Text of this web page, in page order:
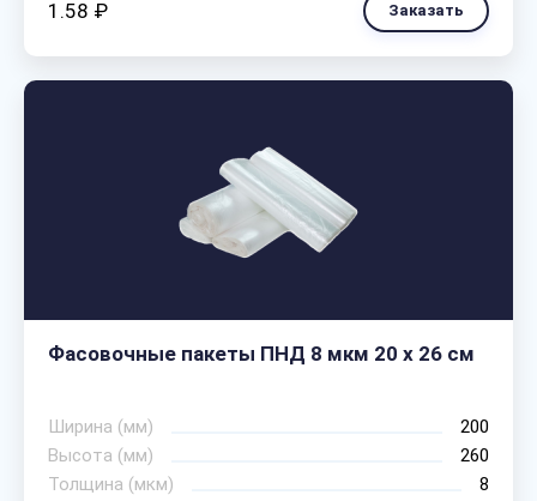
1.58 ₽ Заказать
Фасовочные пакеты ПНД 8 мкм 20 х 26 см
Ширина (мм)
200
Высота (мм)
260
Толщина (мкм)
8